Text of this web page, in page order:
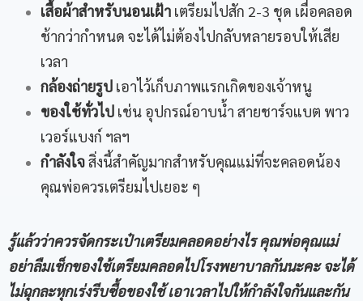
เสื้อผ้าสำหรับนอนเฝ้า เตรียมไปสัก 2-3 ชุด เผื่อคลอด
ช้ากว่ากำหนด จะได้ไม่ต้องไปกลับหลายรอบให้เสีย
เวลา
กล้องถ่ายรูป เอาไว้เก็บภาพแรกเกิดของเจ้าหนู
ของใช้ทั่วไป เช่น อุปกรณ์อาบน้ำ สายชาร์จแบต พาว
เวอร์แบงก์ ฯลฯ
กำลังใจสิ่งนี้สำคัญมากสำหรับคุณแม่ที่จะคลอดน้อง
คุณพ่อควรเตรียมไปเยอะ ๆ
รู้แล้วว่าควรจัดกระเป๋าเตรียมคลอดอย่างไร คุณพ่อคุณแม่
อย่าลืมเช็กของใช้เตรียมคลอดไปโรงพยาบาลกันนะคะ จะได้
ไม่ฉุกละหุกเร่งรีบซื้อของใช้ เอาเวลาไปให้กำลังใจกันและกัน